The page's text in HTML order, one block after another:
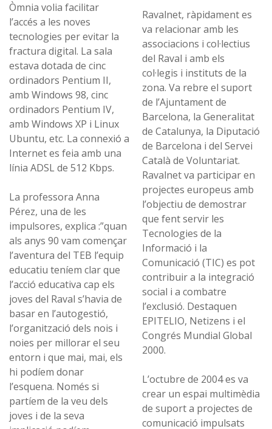
Òmnia volia facilitar
l’accés a les noves
tecnologies per evitar la
fractura digital. La sala
estava dotada de cinc
ordinadors Pentium II,
amb Windows 98, cinc
ordinadors Pentium IV,
amb Windows XP i Linux
Ubuntu, etc. La connexió a
Internet es feia amb una
línia ADSL de 512 Kbps.
La professora Anna
Pérez, una de les
impulsores, explica :”quan
als anys 90 vam començar
l’aventura del TEB l’equip
educatiu teníem clar que
l’acció educativa cap els
joves del Raval s’havia de
basar en l’autogestió,
l’organització dels nois i
noies per millorar el seu
entorn i que mai, mai, els
hi podíem donar
l’esquena. Només si
partíem de la veu dels
joves i de la seva
Ravalnet, ràpidament es
va relacionar amb les
associacions i col·lectius
del Raval i amb els
col·legis i instituts de la
zona. Va rebre el suport
de l’Ajuntament de
Barcelona, la Generalitat
de Catalunya, la Diputació
de Barcelona i del Servei
Català de Voluntariat.
Ravalnet va participar en
projectes europeus amb
l’objectiu de demostrar
que fent servir les
Tecnologies de la
Informació i la
Comunicació (TIC) es pot
contribuir a la integració
social i a combatre
l’exclusió. Destaquen
EPITELIO, Netizens i el
Congrés Mundial Global
2000.
L’octubre de 2004 es va
crear un espai multimèdia
de suport a projectes de
comunicació impulsats